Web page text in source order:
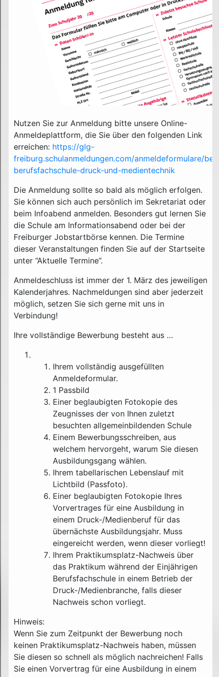
Nutzen Sie zur Anmeldung bitte unsere Online-
Anmeldeplattform, die Sie über den folgenden Link
erreichen: https://glg-
freiburg.schulanmeldungen.com/anmeldeformulare/
berufsfachschule-druck-und-medientechnik
Die Anmeldung sollte so bald als möglich erfolgen.
Sie können sich auch persönlich im Sekretariat oder
beim Infoabend anmelden. Besonders gut lernen Sie
die Schule am Informationsabend oder bei der
Freiburger Jobstartbörse kennen. Die Termine
dieser Veranstaltungen finden Sie auf der Startseite
unter “Aktuelle Termine”.
Anmeldeschluss ist immer der 1. März des jeweiligen
Kalenderjahres. Nachmeldungen sind aber jederzeit
möglich, setzen Sie sich gerne mit uns in
Verbindung!
Ihre vollständige Bewerbung besteht aus …
Ihrem vollständig ausgefüllten
Anmeldeformular.
1 Passbild
Einer beglaubigten Fotokopie des
Zeugnisses der von Ihnen zuletzt
besuchten allgemeinbildenden Schule
Einem Bewerbungsschreiben, aus
welchem hervorgeht, warum Sie diesen
Ausbildungsgang wählen.
Ihrem tabellarischen Lebenslauf mit
Lichtbild (Passfoto).
Einer beglaubigten Fotokopie Ihres
Vorvertrages für eine Ausbildung in
einem Druck-/Medienberuf für das
übernächste Ausbildungsjahr. Muss
eingereicht werden, wenn dieser vorliegt!
Ihrem Praktikumsplatz-Nachweis über
das Praktikum während der Einjährigen
Berufsfachschule in einem Betrieb der
Druck-/Medienbranche, falls dieser
Nachweis schon vorliegt.
Hinweis:
Wenn Sie zum Zeitpunkt der Bewerbung noch
keinen Praktikumsplatz-Nachweis haben, müssen
Sie diesen so schnell als möglich nachreichen! Falls
Sie einen Vorvertrag für eine Ausbildung in einem